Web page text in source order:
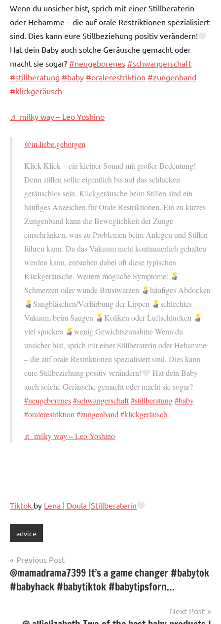
Wenn du unsicher bist, sprich mit einer Stillberaterin
oder Hebamme – die auf orale Restriktionen spezialisiert
sind. Dies kann eure Stillbeziehung positiv verändern!
Hat dein Baby auch solche Geräusche gemacht oder
macht sie sogar? #neugeborenes #schwangerschaft
#stillberatung #baby #oralerestriktion #zungenband
#klickgeräusch
♬ milky way – Leo Yoshino
@in.liebe.geborgen
Klick-Klick – ein kleiner Sound mit großer Bedeutung!
Denn stillen sollte eigentlich bis auf das schlucken
geräuschlos sein. Klickgeräusche beim Stillen sind ein
häufiges Anzeichen,für Orale Restriktionen. Ein zu kurzes
Zungenband kann die Beweglichkeit der Zunge
einschränken, was zu Problemen beim Anlegen und Stillen
führen kann. Da das Vakuum nicht kontinuierlich gehalten
werden kann, entstehen dabei oft diese typischen
Klickgeräusche. Weitere mögliche Symptome:
Schmerzen oder wunde Brustwarzen
häufiges Abdocken
Saugbläschen/Verfärbung der Lippen
schlechtes
Vakuum beim Saugen
Koliken oder Luftschlucken
viel spucken
wenig Gewichtszunahme Wenn du
unsicher bist, sprich mit einer Stillberaterin oder Hebamme
– die auf orale Restriktionen spezialisiert sind. Dies kann
eure Stillbeziehung positiv verändern!
Hat dein Baby
auch solche Geräusche gemacht oder macht sie sogar?
#neugeborenes#schwangerschaft#stillberatung#baby
#oralerestriktion#zungenband#klickgeräusch
♬ milky way – Leo Yoshino
Tiktok by Lena | Doula |Stillberaterin
advice
Post
navigation
Previous Post
@mamadrama7399 It’s a game changer #babytok
#babyhack #babytiktok #babytipsforn…
Next Post